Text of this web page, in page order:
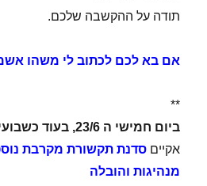
תודה על ההקשבה שלכם.
אם בא לכם לכתוב לי משהו
**
ביום חמישי ה 23/6, בעוד כשבועיים,
אקייםסדנת תקשורת מקרבת
מנהיגות והובלה